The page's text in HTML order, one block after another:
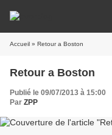
Accueil » Retour a Boston
Retour a Boston
Publié le 09/07/2013 à 15:00
Par ZPP